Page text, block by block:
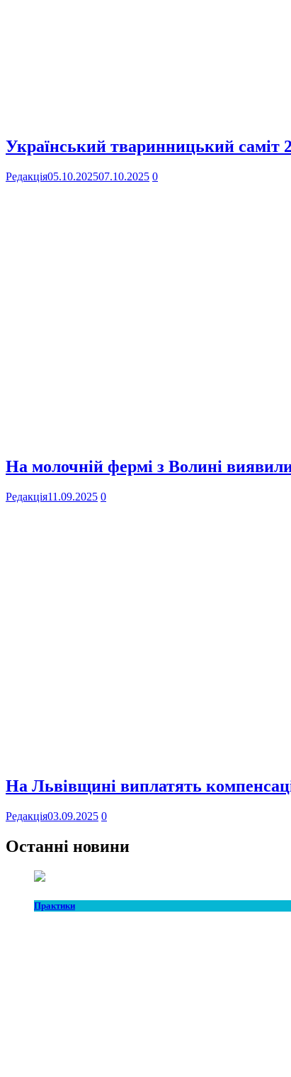
Український тваринницький саміт
Редакція05.10.202507.10.2025 0
На молочній фермі з Волині
Редакція11.09.2025 0
На Львівщині виплатять
Редакція03.09.2025 0
Останні новини
Практики